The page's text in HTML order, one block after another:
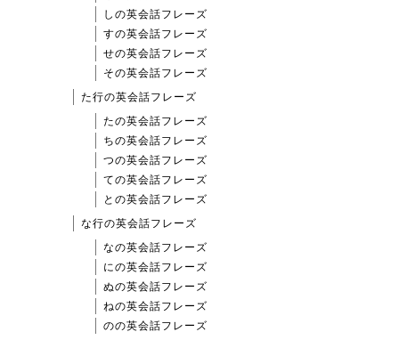
しの英会話フレーズ
すの英会話フレーズ
せの英会話フレーズ
その英会話フレーズ
た行の英会話フレーズ
たの英会話フレーズ
ちの英会話フレーズ
つの英会話フレーズ
ての英会話フレーズ
との英会話フレーズ
な行の英会話フレーズ
なの英会話フレーズ
にの英会話フレーズ
ぬの英会話フレーズ
ねの英会話フレーズ
のの英会話フレーズ